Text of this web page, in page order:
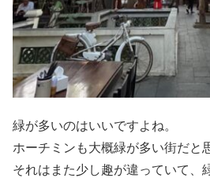
緑が多いのはいいですよね。
ホーチミンも大概緑が多い街だと
それはまた少し趣が違っていて、